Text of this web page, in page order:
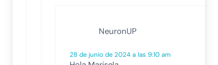
NeuronUP
28 de junio de 2024 a las 9:10 am